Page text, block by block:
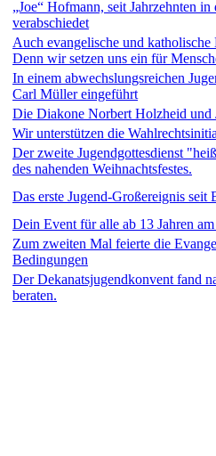
„Joe“ Hofmann, seit Jahrzehnten
verabschiedet
Auch evangelische und
Denn wir setzen uns ein für
In einem abwechslungsreichen
Carl Müller eingeführt
Die Diakone Norbert Holzheid und
Wir unterstützen die
Der zweite Jugendgottesdienst
des nahenden Weihnachtsfestes.
Das erste Jugend-Großereignis
Dein Event für alle ab 13 Jahren
Zum zweiten Mal feierte die
Bedingungen
Der Dekanatsjugendkonvent fand
beraten.